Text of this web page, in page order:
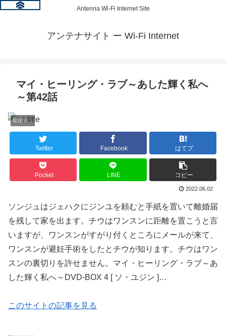
Antenna Wi-Fi Internet Site
アンテナサイト ー Wi-Fi Internet
マイ・ヒーリング・ラブ～あした輝く私へ
～第42話
韓国ドラマ情報
Twitter Facebook はてブ
Pocket LINE コピー
2022.06.02
ソンジュはジェハクにジンユを頼むと手紙を置いて離婚届
を残して家を出ます。チウはワンスンに距離を置こうと言
いますが、ワンスンがすがり付くところにメールが来て、
ワンスンが避妊手術をしたとチウが知ります。チウはワン
スンの裏切りを許せません。マイ・ヒーリング・ラブ～あ
した輝く私へ～DVD-BOX 4 [ ソ・ユジン ]…
このサイトの記事を見る